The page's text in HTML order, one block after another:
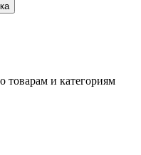
товарам и категориям